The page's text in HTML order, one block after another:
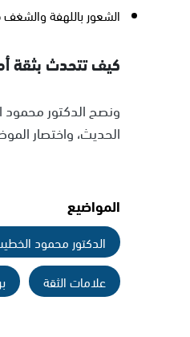
الشعور باللهفة
كيف تتحدث بثقة
ونصح الدكتور محمود
الحديث، واختصار
المواضيع
الدكتور محمود
علامات الثقة